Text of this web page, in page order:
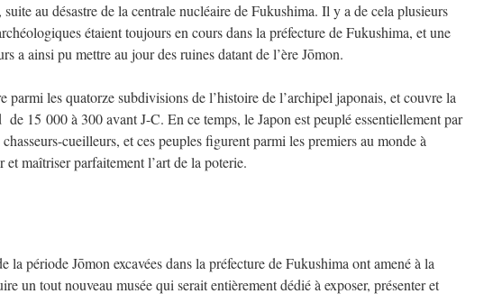
suite au désastre de la centrale nucléaire de Fukushima. Il y a de cela plusieurs
étaient toujours en cours dans la préfecture de Fukushima, et une
a ainsi pu mettre au jour des ruines datant de l’ère Jōmon.
parmi les quatorze subdivisions de l’histoire de l’archipel japonais, et couvre la
de 15 000 à 300 avant J-C. En ce temps, le Japon est peuplé essentiellement par
cueilleurs, et ces peuples figurent parmi les premiers au monde à
et maîtriser parfaitement l’art de la poterie.
la période Jōmon excavées dans la préfecture de Fukushima ont amené à la
un tout nouveau musée qui serait entièrement dédié à exposer, présenter et